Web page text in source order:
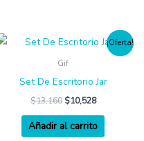
¡Oferta!
Gif
Set De Escritorio Jar
$13,160 $10,528
Añadir al carrito